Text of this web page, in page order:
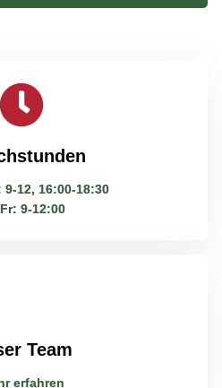
9-12, 16:00-18:30
9-12:00
Team
erfahren